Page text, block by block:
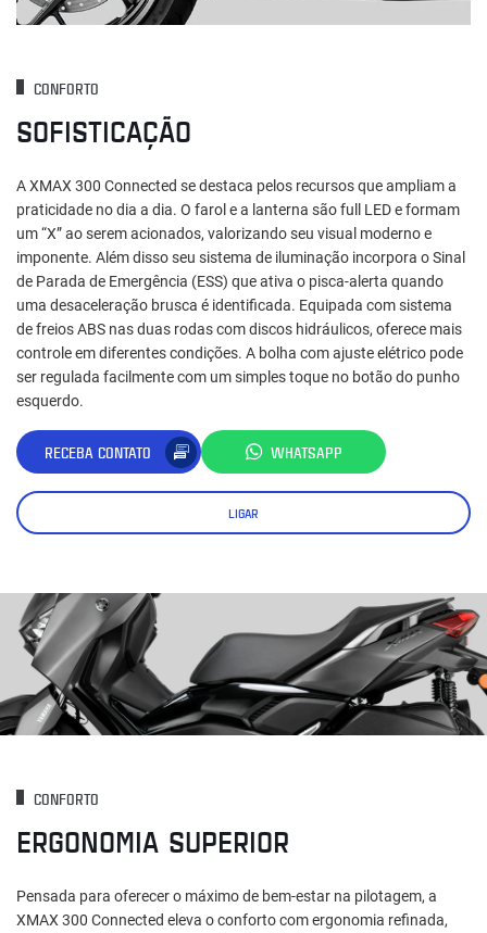
CONFORTO
SOFISTICAÇÃO
A XMAX 300 Connected se destaca pelos recursos que ampliam a
praticidade no dia a dia. O farol e a lanterna são full LED e formam
um “X” ao serem acionados, valorizando seu visual moderno e
imponente. Além disso seu sistema de iluminação incorpora o Sinal
de Parada de Emergência (ESS) que ativa o pisca-alerta quando
uma desaceleração brusca é identificada. Equipada com sistema
de freios ABS nas duas rodas com discos hidráulicos, oferece mais
controle em diferentes condições. A bolha com ajuste elétrico pode
ser regulada facilmente com um simples toque no botão do punho
esquerdo.
RECEBA CONTATO WHATSAPP
LIGAR
CONFORTO
ERGONOMIA SUPERIOR
Pensada para oferecer o máximo de bem-estar na pilotagem, a
XMAX 300 Connected eleva o conforto com ergonomia refinada,